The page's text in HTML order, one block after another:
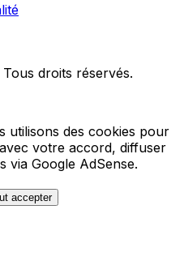
droits réservés.
utilisons des cookies pour
votre accord, diffuser
via Google AdSense.
accepter